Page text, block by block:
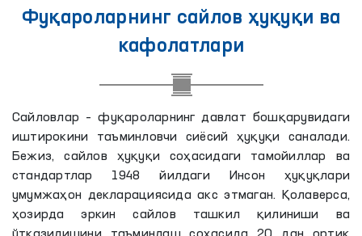
Фуқароларнинг сайлов ҳуқуқи ва
кафолатлари
Сайловлар – фуқароларнинг давлат бошқарувидаги
иштирокини таъминловчи сиёсий ҳуқуқи саналади.
Бежиз, сайлов ҳуқуқи соҳасидаги тамойиллар ва
стандартлар 1948 йилдаги Инсон ҳуқуқлари
умумжаҳон декларациясида акс этмаган. Қолаверса,
ҳозирда эркин сайлов ташкил қилиниши ва